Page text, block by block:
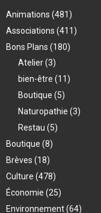
Animations (481)
Associations (411)
Bons Plans (180)
Atelier(3)
bien-être (11)
Boutique (5)
Naturopathie (3)
Restau (5)
Boutique (8)
Brèves (18)
Culture (478)
Économie (25)
Environnement(64)